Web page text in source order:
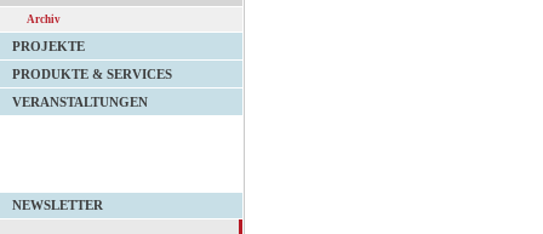
Archiv
PROJEKTE
PRODUKTE & SERVICES
VERANSTALTUNGEN
NEWSLETTER